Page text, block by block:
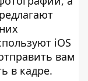
iOS
вам
в кадре.